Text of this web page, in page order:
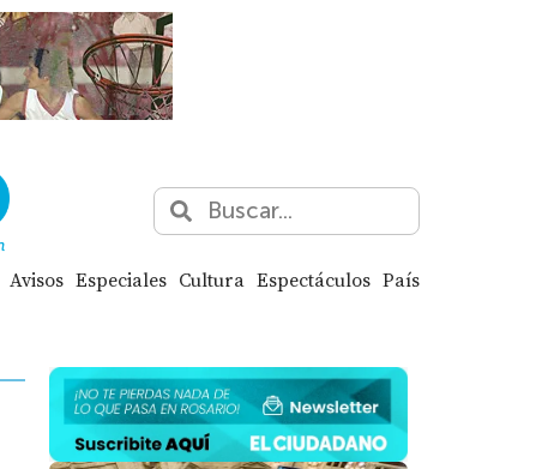
Avisos Especiales Cultura Espectáculos País